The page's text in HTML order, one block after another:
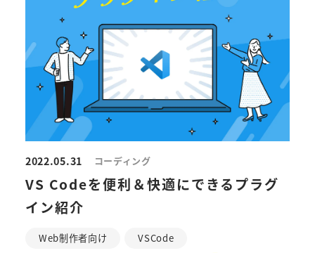
2022.05.31 コーディング
VS Codeを便利＆快適にできるプラグ
イン紹介
Web制作者向け VSCode